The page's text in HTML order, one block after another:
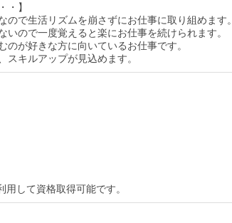
・】
ので生活リズムを崩さずにお仕事に取り組めます。
いので一度覚えると楽にお仕事を続けられます。
のが好きな方に向いているお仕事です。
スキルアップが見込めます。
して資格取得可能です。